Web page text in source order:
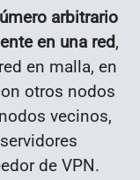
arbitrario
en una red,
en malla, en
otros nodos
vecinos,
de VPN.